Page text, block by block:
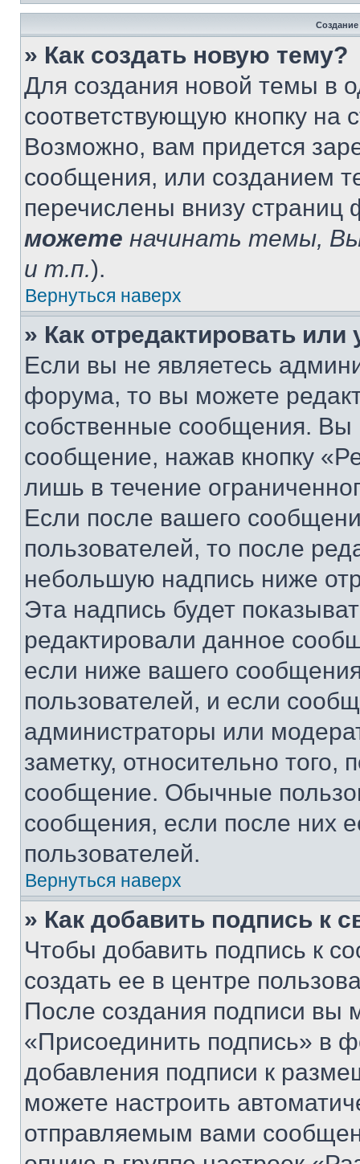
» Как создать новую тему?
Для создания новой темы в
соответствующую кнопку
Возможно, вам придется
сообщения, или созданием
перечислены внизу
можете начинать темы,
и т.п.).
Вернуться наверх
» Как отредактировать
Если вы не являетесь
форума, то вы можете
собственные сообщения. Вы
сообщение, нажав кнопку
лишь в течение
Если после вашего
пользователей, то после
небольшую надпись ниже
Эта надпись будет
редактировали данное
если ниже вашего
пользователей, и если
администраторы или
заметку, относительно
сообщение. Обычные
сообщения, если после них
пользователей.
Вернуться наверх
» Как добавить подпись к
Чтобы добавить подпись к
создать ее в центре
После создания подписи вы
«Присоединить подпись» в
добавления подписи к
можете настроить
отправляемым вами